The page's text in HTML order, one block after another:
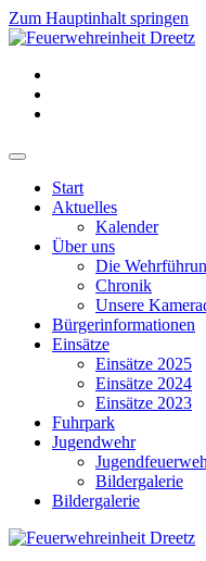
Zum Hauptinhalt springen
Start
Aktuelles
Kalender
Über uns
Die
Chronik
Unsere
Bürgerinformationen
Einsätze
Einsätze 2025
Einsätze 2024
Einsätze 2023
Fuhrpark
Jugendwehr
Bildergalerie
Bildergalerie